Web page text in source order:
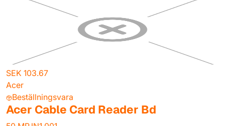
SEK 103.67
Acer
Beställningsvara
Acer Cable Card Reader Bd